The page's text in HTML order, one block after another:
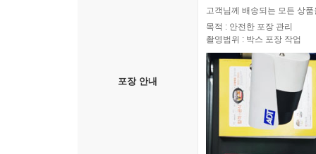
포장 안내
고객님께 배송되는 모든 상
목적 : 안전한 포장 관리
촬영범위 : 박스 포장 작업